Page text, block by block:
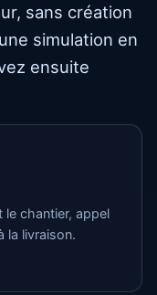
sans création
simulation en
ensuite
le chantier, appel
la livraison.